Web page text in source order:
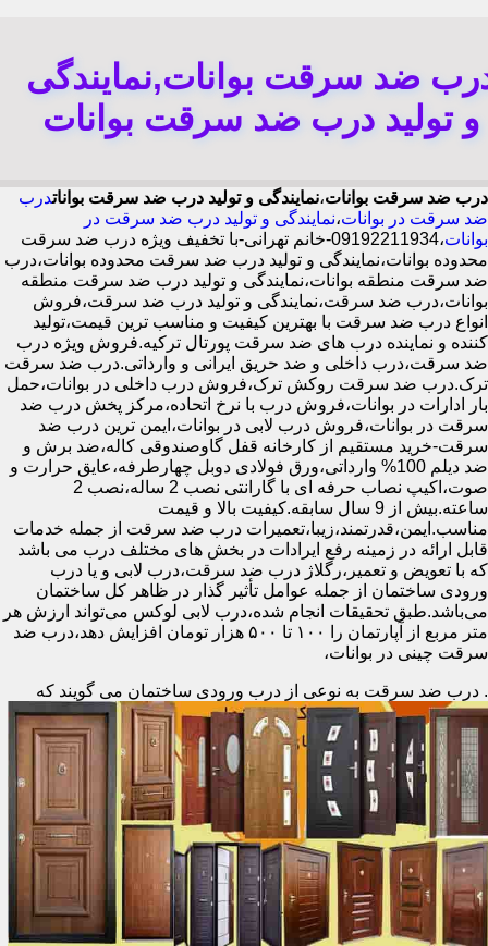
ضد سرقت بوانات,نمایندگی
و تولید درب ضد سرقت بوانات
درب ضد سرقت بوانات،نمایندگی و تولید درب ضد سرقت بواناتدرب
ضد سرقت در بوانات،نمایندگی و تولید درب ضد سرقت در
بوانات
،09192211934-خانم تهرانی-با تخفیف ویژه درب ضد سرقت
محدوده بوانات،نمایندگی و تولید درب ضد سرقت محدوده بوانات،درب
ضد سرقت منطقه بوانات،نمایندگی و تولید درب ضد سرقت منطقه
بوانات،درب ضد سرقت،نمایندگی و تولید درب ضد سرقت،فروش
انواع درب ضد سرقت با بهترین کیفیت و مناسب ترین قیمت،تولید
کننده و نماینده درب های ضد سرقت پورتال ترکیه.فروش ویژه درب
ضد سرقت،درب داخلی و ضد حریق ایرانی و وارداتی.درب ضد سرقت
ترک.درب ضد سرقت روکش ترک،فروش درب داخلی در بوانات،حمل
بار ادارات در بوانات،فروش درب با نرخ اتحاده،مرکز پخش درب ضد
سرقت در بوانات،فروش درب لابی در بوانات،ایمن ترین درب ضد
سرقت-خرید مستقیم از کارخانه قفل گاوصندوقی کاله،ضد برش و
ضد دیلم 100% وارداتی،ورق فولادی دوبل چهارطرفه،عایق حرارت و
صوت،اکیپ نصاب حرفه ای با گارانتی نصب 2 ساله،نصب 2
ساعته.بیش از 9 سال سابقه.کیفیت بالا و قیمت
مناسب.ایمن،قدرتمند،زیبا،تعمیرات درب ضد سرقت از جمله خدمات
قابل ارائه در زمینه رفع ایرادات در بخش های مختلف درب می باشد
که با تعویض و تعمیر،رگلاژ درب ضد سرقت،درب لابی و یا درب
ورودی ساختمان از جمله عوامل تأثیر گذار در ظاهر کل ساختمان
می‌باشد.طبق تحقیقات انجام شده،درب لابی لوکس می‌تواند ارزش هر
متر مربع از آپارتمان را ۱۰۰ تا ۵۰۰ هزار تومان افزایش دهد،درب ضد
سرقت چینی در بوانات،
. درب ضد سرقت به نوعی از درب ورودی ساختمان می گویند که